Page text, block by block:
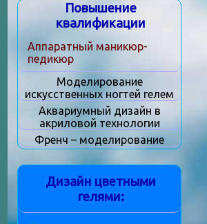
Повышение
квалификации
Аппаратный маникюр-
педикюр
Моделирование
искусственных ногтей гелем
Аквариумный дизайн в
акриловой технологии
Френч – моделирование
Дизайн цветными
гелями: